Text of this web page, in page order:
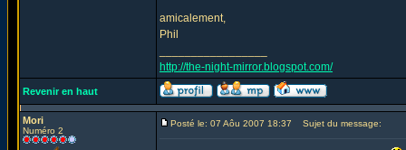
amicalement,
Phil
http://the-night-mirror.blogspot.com/
Revenir en haut
Mori
Numéro 2
Posté le: 07 Aôu 2007 18:37 Sujet du message: